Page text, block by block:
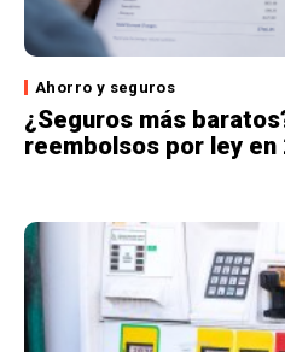
Ahorro y seguros
¿Seguros más
reembolsos por ley en